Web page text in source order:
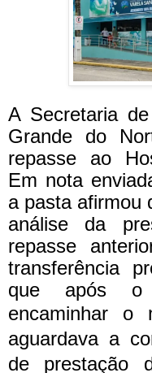
A Secretaria
Grande do
repasse ao
Em nota
a pasta afirmou
análise da
repasse
transferência
que após o
encaminhar o
aguardava a
de prestação